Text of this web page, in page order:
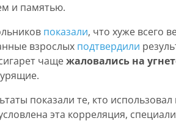
и памятью.
показали, что хуже всего
взрослых подтвердили
чащежаловались на
показали те, кто
эта корреляция,